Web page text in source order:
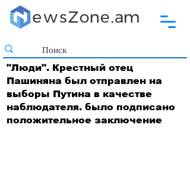
"Люди". Крестный отец
Пашиняна был отправлен на
выборы Путина в качестве
наблюдателя. было подписано
положительное заключение